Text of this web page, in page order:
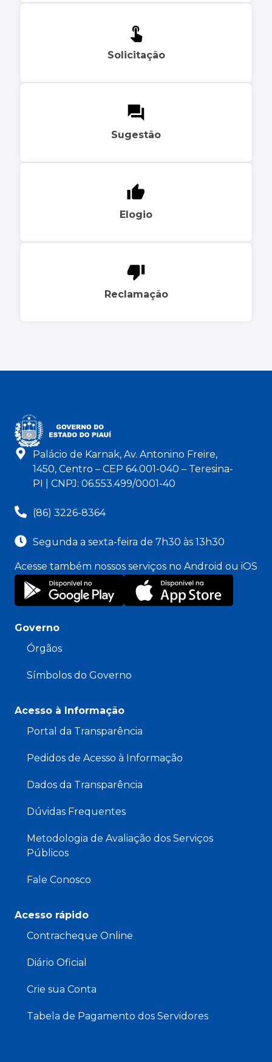
Solicitação
Sugestão
Elogio
Reclamação
Palácio de Karnak, Av. Antonino Freire,
1450, Centro – CEP 64.001-040 – Teresina-
PI | CNPJ: 06.553.499/0001-40
(86) 3226-8364
Segunda a sexta-feira de 7h30 às 13h30
Acesse também nossos serviços no Android ou iOS
Governo
Órgãos
Símbolos do Governo
Acesso à Informação
Portal da Transparência
Pedidos de Acesso à Informação
Dados da Transparência
Dúvidas Frequentes
Metodologia de Avaliação dos Serviços
Públicos
Fale Conosco
Acesso rápido
Contracheque Online
Diário Oficial
Crie sua Conta
Tabela de Pagamento dos Servidores